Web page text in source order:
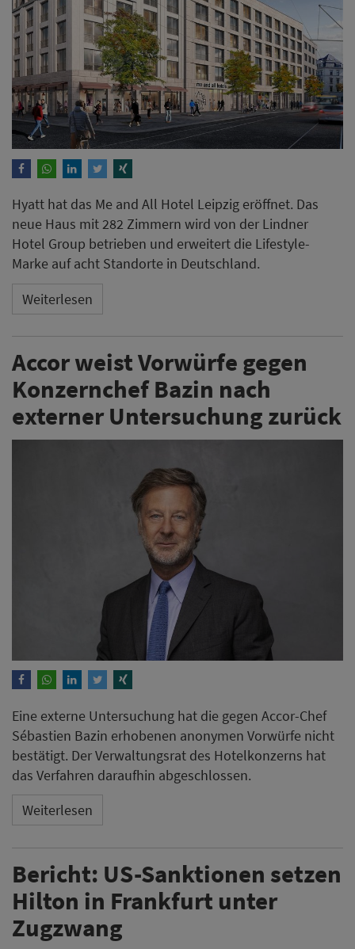
Hyatt hat das Me and All Hotel Leipzig eröffnet. Das
neue Haus mit 282 Zimmern wird von der Lindner
Hotel Group betrieben und erweitert die Lifestyle-
Marke auf acht Standorte in Deutschland.
Weiterlesen
Accor weist Vorwürfe gegen
Konzernchef Bazin nach
externer Untersuchung zurück
Eine externe Untersuchung hat die gegen Accor-Chef
Sébastien Bazin erhobenen anonymen Vorwürfe nicht
bestätigt. Der Verwaltungsrat des Hotelkonzerns hat
das Verfahren daraufhin abgeschlossen.
Weiterlesen
Bericht: US-Sanktionen setzen
Hilton in Frankfurt unter
Zugzwang